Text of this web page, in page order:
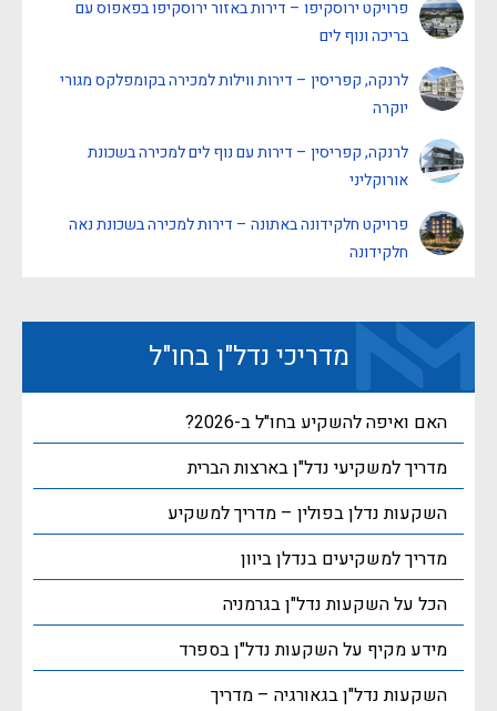
פרויקט ירוסקיפו – דירות באזור ירוסקיפו בפאפוס עם
בריכה ונוף לים
לרנקה, קפריסין – דירות ווילות למכירה בקומפלקס מגורי
יוקרה
לרנקה, קפריסין – דירות עם נוף לים למכירה בשכונת
אורוקליני
פרויקט חלקידונה באתונה – דירות למכירה בשכונת נאה
חלקידונה
מדריכי נדל"ן בחו"ל
האם ואיפה להשקיע בחו"ל ב-2026?
מדריך למשקיעי נדל"ן בארצות הברית
השקעות נדלן בפולין – מדריך למשקיע
מדריך למשקיעים בנדלן ביוון
הכל על השקעות נדל"ן בגרמניה
מידע מקיף על השקעות נדל"ן בספרד
השקעות נדל"ן בגאורגיה – מדריך